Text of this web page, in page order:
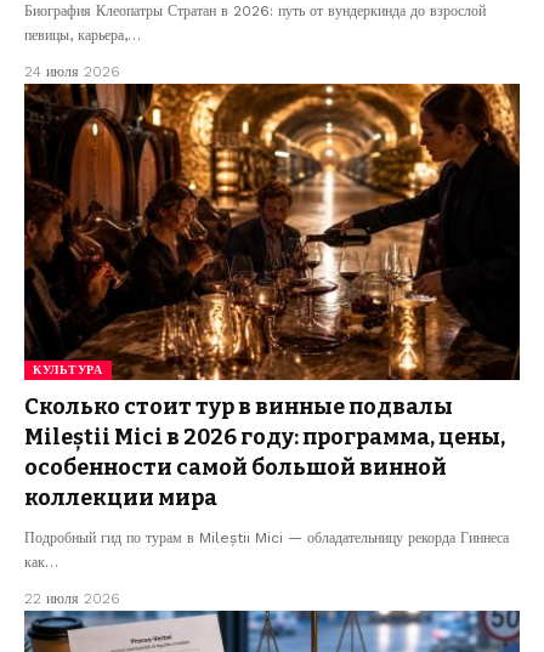
Биография Клеопатры Стратан в 2026: путь от вундеркинда до взрослой
певицы, карьера,…
24 июля 2026
КУЛЬТУРА
Сколько стоит тур в винные подвалы
Mileștii Mici в 2026 году: программа, цены,
особенности самой большой винной
коллекции мира
Подробный гид по турам в Mileștii Mici — обладательницу рекорда Гиннеса
как…
22 июля 2026